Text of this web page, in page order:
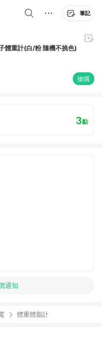
筆記
體重計(白/粉 隨機不挑色)
搶購
3點
通知
體重體脂計